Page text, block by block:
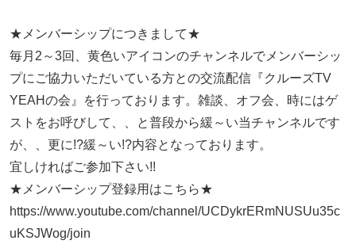
★メンバーシップにつきまして★
毎月2～3回、黄色いアイコンのチャンネルでメンバーシッ
プにご協力いただいている方との交流配信『クルーズTV
YEAHの会』を行っております。雑談、オフ会、時にはゲ
ストをお呼びして、、と普段から緩～い当チャンネルです
が、、更に!?緩～い!?内容となっております。
宜しければご参加下さい!!
★メンバーシップ登録用はこちら★
https://www.youtube.com/channel/UCDykrERmNUSUu35c
uKSJWog/join